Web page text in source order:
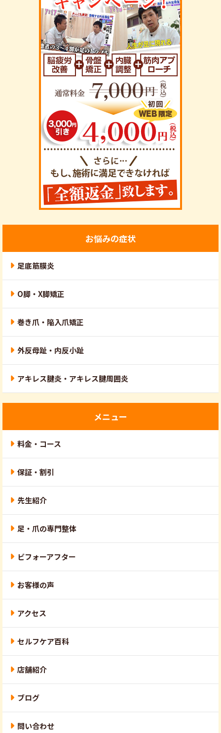
お悩みの症状
足底筋膜炎
O脚・X脚矯正
巻き爪・陥入爪矯正
外反母趾・内反小趾
アキレス腱炎・アキレス腱周囲炎
メニュー
料金・コース
保証・割引
先生紹介
足・爪の専門整体
ビフォーアフター
お客様の声
アクセス
セルフケア百科
店舗紹介
ブログ
問い合わせ